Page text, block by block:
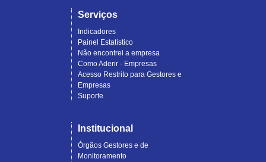
Serviços
Indicadores
Painel Estatístico
Não encontrei a empresa
Como Aderir - Empresas
Acesso Restrito para Gestores e
Empresas
Suporte
Institucional
Órgãos Gestores e de
Monitoramento